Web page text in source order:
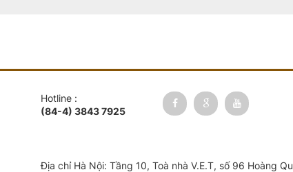
Hotline :
(84-4) 3843 7925
Địa chỉ Hà Nội: Tầng 10, Toà nhà V.E.T, số 96 Hoàng